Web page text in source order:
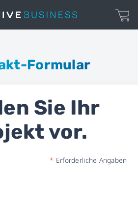
Formular
Sie Ihr
vor.
* Erforderliche Angaben